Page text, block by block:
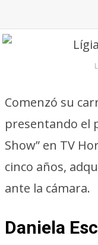
Comenzó su
presentando el
Show” en TV
cinco años,
ante la cámara.
Daniela